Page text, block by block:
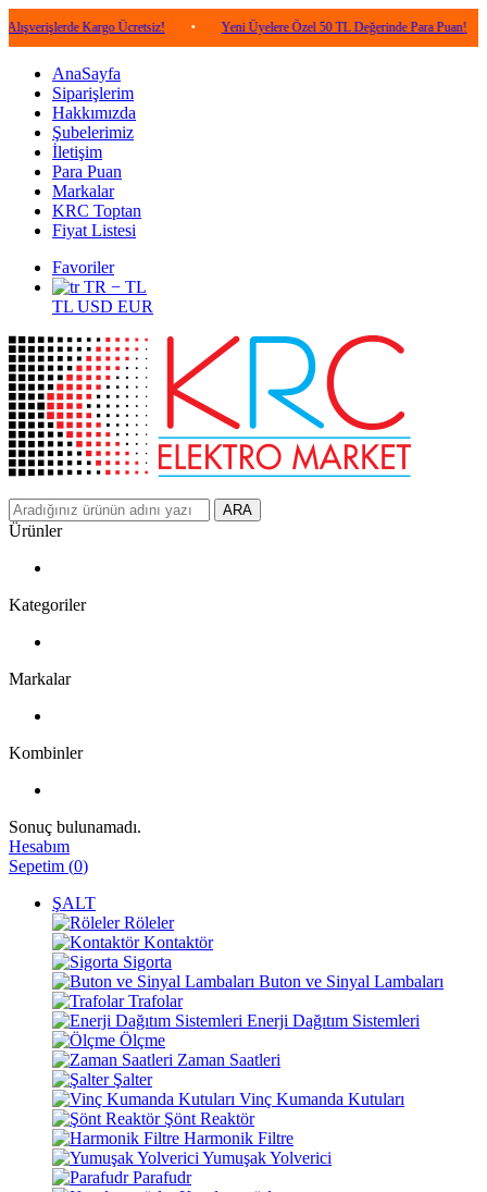
Kargo Ücretsiz! • Yeni Üyelere Özel 50 TL Değerinde Para Puan! •
AnaSayfa
Siparişlerim
Hakkımızda
Şubelerimiz
İletişim
Para Puan
Markalar
KRC Toptan
Fiyat Listesi
Favoriler
TR − TL
TL USD EUR
ARA
Ürünler
Kategoriler
Markalar
Kombinler
Sonuç bulunamadı.
Hesabım
Sepetim (0)
ŞALT
Röleler
Kontaktör
Sigorta
Buton ve Sinyal Lambaları
Trafolar
Enerji Dağıtım Sistemleri
Ölçme
Zaman Saatleri
Şalter
Vinç Kumanda Kutuları
Şönt Reaktör
Harmonik Filtre
Yumuşak Yolverici
Parafudr